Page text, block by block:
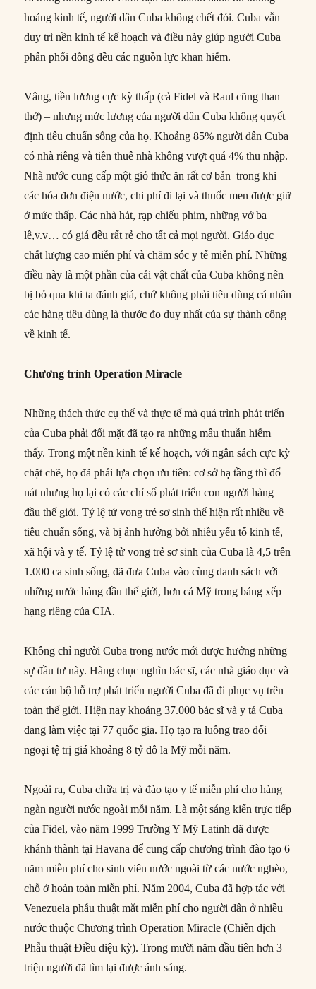
hoảng kinh tế, người dân Cuba không chết đói. Cuba vẫn
duy trì nền kinh tế kế hoạch và điều này giúp người Cuba
phân phối đồng đều các nguồn lực khan hiếm.
Vâng, tiền lương cực kỳ thấp (cả Fidel và Raul cũng than
thở) – nhưng mức lương của người dân Cuba không quyết
định tiêu chuẩn sống của họ. Khoảng 85% người dân Cuba
có nhà riêng và tiền thuê nhà không vượt quá 4% thu nhập.
Nhà nước cung cấp một giỏ thức ăn rất cơ bản trong khi
các hóa đơn điện nước, chi phí đi lại và thuốc men được giữ
ở mức thấp. Các nhà hát, rạp chiếu phim, những vở ba
lê,v.v… có giá đều rất rẻ cho tất cả mọi người. Giáo dục
chất lượng cao miễn phí và chăm sóc y tế miễn phí. Những
điều này là một phần của cải vật chất của Cuba không nên
bị bỏ qua khi ta đánh giá, chứ không phải tiêu dùng cá nhân
các hàng tiêu dùng là thước đo duy nhất của sự thành công
về kinh tế.
Chương trình Operation Miracle
Những thách thức cụ thể và thực tế mà quá trình phát triển
của Cuba phải đối mặt đã tạo ra những mâu thuẫn hiếm
thấy. Trong một nền kinh tế kế hoạch, với ngân sách cực kỳ
chặt chẽ, họ đã phải lựa chọn ưu tiên: cơ sở hạ tầng thì đổ
nát nhưng họ lại có các chỉ số phát triển con người hàng
đầu thế giới. Tỷ lệ tử vong trẻ sơ sinh thể hiện rất nhiều về
tiêu chuẩn sống, và bị ảnh hưởng bởi nhiều yếu tố kinh tế,
xã hội và y tế. Tỷ lệ tử vong trẻ sơ sinh của Cuba là 4,5 trên
1.000 ca sinh sống, đã đưa Cuba vào cùng danh sách với
những nước hàng đầu thế giới, hơn cả Mỹ trong bảng xếp
hạng riêng của CIA.
Không chỉ người Cuba trong nước mới được hưởng những
sự đầu tư này. Hàng chục nghìn bác sĩ, các nhà giáo dục và
các cán bộ hỗ trợ phát triển người Cuba đã đi phục vụ trên
toàn thế giới. Hiện nay khoảng 37.000 bác sĩ và y tá Cuba
đang làm việc tại 77 quốc gia. Họ tạo ra luồng trao đổi
ngoại tệ trị giá khoảng 8 tỷ đô la Mỹ mỗi năm.
Ngoài ra, Cuba chữa trị và đào tạo y tế miễn phí cho hàng
ngàn người nước ngoài mỗi năm. Là một sáng kiến trực tiếp
của Fidel, vào năm 1999 Trường Y Mỹ Latinh đã được
khánh thành tại Havana để cung cấp chương trình đào tạo 6
năm miễn phí cho sinh viên nước ngoài từ các nước nghèo,
chỗ ở hoàn toàn miễn phí. Năm 2004, Cuba đã hợp tác với
Venezuela phẫu thuật mắt miễn phí cho người dân ở nhiều
nước thuộc Chương trình Operation Miracle (Chiến dịch
Phẫu thuật Điều diệu kỳ). Trong mười năm đầu tiên hơn 3
triệu người đã tìm lại được ánh sáng.